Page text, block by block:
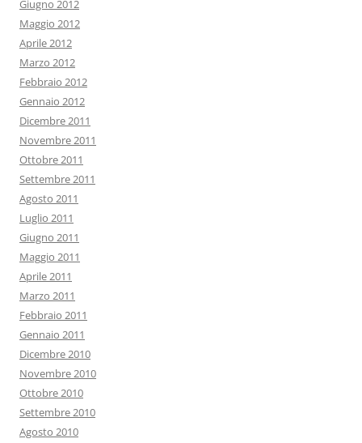
Giugno 2012
Maggio 2012
Aprile 2012
Marzo 2012
Febbraio 2012
Gennaio 2012
Dicembre 2011
Novembre 2011
Ottobre 2011
Settembre 2011
Agosto 2011
Luglio 2011
Giugno 2011
Maggio 2011
Aprile 2011
Marzo 2011
Febbraio 2011
Gennaio 2011
Dicembre 2010
Novembre 2010
Ottobre 2010
Settembre 2010
Agosto 2010